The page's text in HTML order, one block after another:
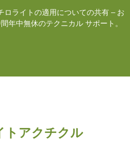
ロライトの適用についての共有 – お
年中無休のテクニカル サポート。
トアクチクル